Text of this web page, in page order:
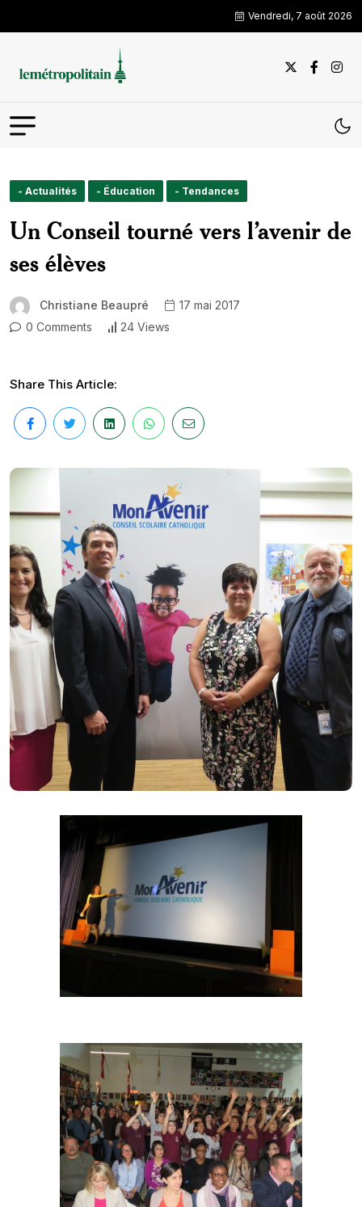
Vendredi, 7 août 2026
- Actualités - Éducation - Tendances
Un Conseil tourné vers l’avenir de
ses élèves
Christiane Beaupré
17 mai 2017
0 Comments
24 Views
Share This Article: